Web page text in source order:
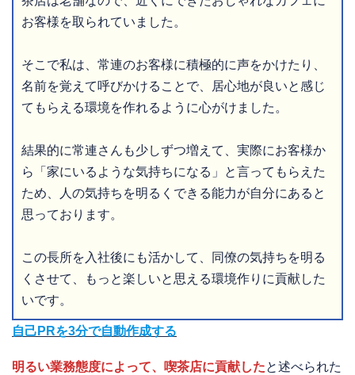
お客様を取られていました。
そこで私は、常連のお客様に積極的に声をかけたり、
名前を覚えて呼びかけることで、居心地が良いと感じ
てもらえる環境を作れるように心がけました。
結果的に常連さんも少しずつ増えて、実際にお客様か
ら「家にいるような気持ちになる」と言ってもらえた
ため、人の気持ちを明るくできる能力が自分にあると
思っております。
この長所を入社後にも活かして、同僚の気持ちを明る
くさせて、もっと楽しいと思える環境作りに貢献した
いです。
自己PRを3分で自動作成する
明るい業務態度によって、喫茶店に貢献したと述べられた